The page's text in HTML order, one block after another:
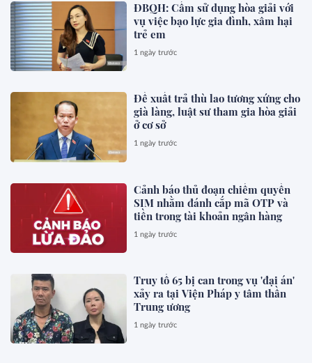
ĐBQH: Cấm sử dụng hòa giải với
vụ việc bạo lực gia đình, xâm hại
trẻ em
1 ngày trước
Đề xuất trả thù lao tương xứng cho
già làng, luật sư tham gia hòa giải
ở cơ sở
1 ngày trước
Cảnh báo thủ đoạn chiếm quyền
SIM nhằm đánh cắp mã OTP và
tiền trong tài khoản ngân hàng
1 ngày trước
Truy tố 65 bị can trong vụ 'đại án'
xảy ra tại Viện Pháp y tâm thần
Trung ương
1 ngày trước